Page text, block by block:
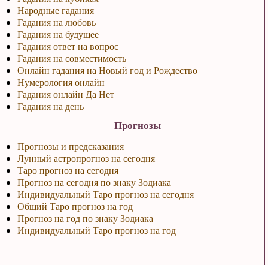
Народные гадания
Гадания на любовь
Гадания на будущее
Гадания ответ на вопрос
Гадания на совместимость
Онлайн гадания на Новый год и Рождество
Нумерология онлайн
Гадания онлайн Да Нет
Гадания на день
Прогнозы
Прогнозы и предсказания
Лунный астропрогноз на сегодня
Таро прогноз на сегодня
Прогноз на сегодня по знаку Зодиака
Индивидуальный Таро прогноз на сегодня
Общий Таро прогноз на год
Прогноз на год по знаку Зодиака
Индивидуальный Таро прогноз на год